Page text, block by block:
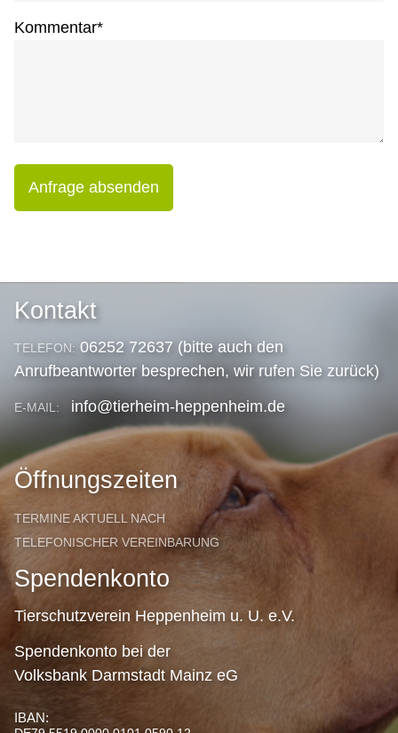
Kommentar*
Anfrage absenden
Kontakt
TELEFON: 06252 72637 (bitte auch den
Anrufbeantworter besprechen, wir rufen Sie zurück)
E-MAIL: info@tierheim-heppenheim.de
Öffnungszeiten
TERMINE AKTUELL NACH
TELEFONISCHER VEREINBARUNG
Spendenkonto
Tierschutzverein Heppenheim u. U. e.V.
Spendenkonto bei der
Volksbank Darmstadt Mainz eG
IBAN: